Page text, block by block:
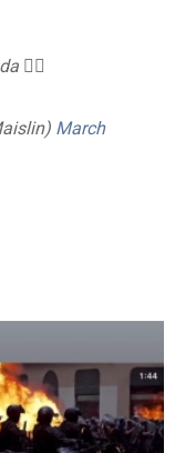
👇🏻
March